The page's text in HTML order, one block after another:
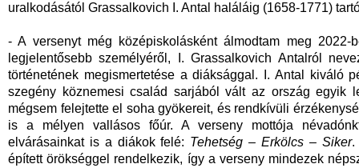
uralkodásától Grassalkovich I. Antal haláláig (1658-1771)
- A versenyt még középiskolásként álmodtam meg 2022-
legjelentősebb személyéről, I. Grassalkovich Antalról
történetének megismertetése a diáksággal. I. Antal kiváló
szegény köznemesi család sarjából vált az ország egyik
mégsem felejtette el soha gyökereit, és rendkívüli
is a mélyen vallásos főúr. A verseny mottója
elvárásainkat is a diákok felé: Tehetség – Erkölcs – Siker.
épített örökséggel rendelkezik, így a verseny mindezek